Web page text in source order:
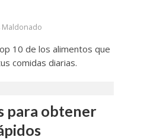
Maldonado
10 de los alimentos que
comidas diarias.
para obtener